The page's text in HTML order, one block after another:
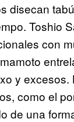
disecan
Toshio
con
y
como el
de una